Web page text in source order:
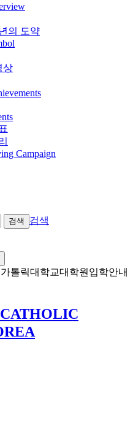
의 도약
상
Campaign
검색
검색
가톨릭대학교대학원입학안내